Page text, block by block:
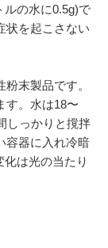
ルの水に0.5g)で
状を起こさない
末製品です。
す。水は18〜
しっかりと撹拌
容器に入れ冷暗
は光の当たり